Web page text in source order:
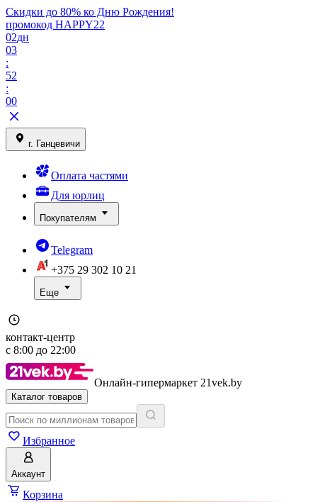
Скидки до 80% ко Дню Рождения!
промокод HAPPY22
02дн
03
:
52
:
00
г. Ганцевичи
Оплата частями
Для юрлиц
Покупателям
Telegram
+375 29 302 10 21
Еще
контакт-центр
с 8:00 до 22:00
Онлайн-гипермаркет 21vek.by
Каталог товаров
Избранное
Аккаунт
Корзина